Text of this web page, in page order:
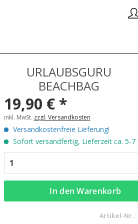
URLAUBSGURU
BEACHBAG
19,90 € *
inkl. MwSt. zzgl. Versandkosten
Versandkostenfreie Lieferung!
Sofort versandfertig, Lieferzeit ca. 5-7
In den Warenkorb
Artikel-Nr.: